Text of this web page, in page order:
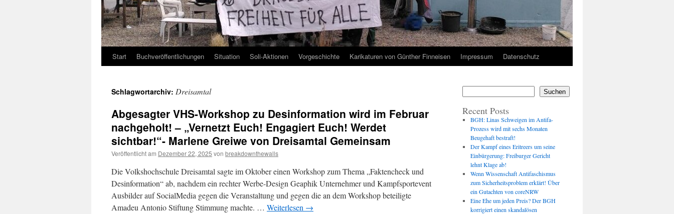
Start Buchveröffentlichungen Situation Soli-Aktionen Vorgeschichte Karikaturen von Günther Finneisen Impressum Datenschutz
Schlagwortarchiv: Dreisamtal
Abgesagter VHS-Workshop zu Desinformation wird im Februar
nachgeholt! – „Vernetzt Euch! Engagiert Euch! Werdet
sichtbar!“- Marlene Greiwe von Dreisamtal Gemeinsam
Veröffentlicht am Dezember 22, 2025 von breakdownthewalls
Die Volkshochschule Dreisamtal sagte im Oktober einen Workshop zum Thema „Faktencheck und
Desinformation“ ab, nachdem ein rechter Werbe-Design Geaphik Unternehmer und Kampfsportevent
Ausbilder auf SocialMedia gegen die Veranstaltung und gegen die an dem Workshop beteiligte
Amadeu Antonio Stiftung Stimmung machte. … Weiterlesen →
Suchen
Recent Posts
BGH: Linas Schweigen im Antifa-
Prozess wird mit sechs Monaten
Beugehaft bestraft!
Der Kampf eines Eritreers um seine
Einbürgerung: Freiburger Gericht
lehnt Klage ab!
Wenn Wissenschaft Antifaschismus
zum Sicherheitsproblem erklärt! Über
ein Gutachten von coreNRW
Eine Ehe um jeden Preis? Der BGH
korrigiert einen skandalösen